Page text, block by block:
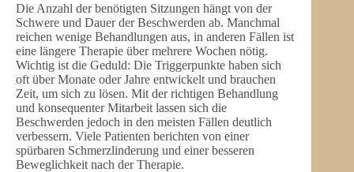
Die Anzahl der benötigten Sitzungen hängt von der
Schwere und Dauer der Beschwerden ab. Manchmal
reichen wenige Behandlungen aus, in anderen Fällen ist
eine längere Therapie über mehrere Wochen nötig.
Wichtig ist die Geduld: Die Triggerpunkte haben sich
oft über Monate oder Jahre entwickelt und brauchen
Zeit, um sich zu lösen. Mit der richtigen Behandlung
und konsequenter Mitarbeit lassen sich die
Beschwerden jedoch in den meisten Fällen deutlich
verbessern. Viele Patienten berichten von einer
spürbaren Schmerzlinderung und einer besseren
Beweglichkeit nach der Therapie.